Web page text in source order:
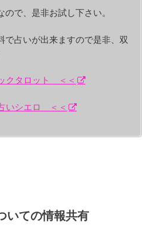
で、是非お試し下さい。
占いが出来ますので是非、双
クタロット ＜＜
いシエロ ＜＜
いての情報共有